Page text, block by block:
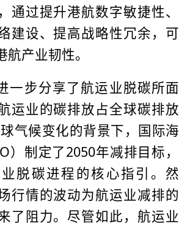
通过提升港航数字敏捷性、
建设、提高战略性冗余，可
产业韧性。
一步分享了航运业脱碳所面
运业的碳排放占全球碳排放
气候变化的背景下，国际海
）制定了2050年减排目标，
脱碳进程的核心指引。然
行情的波动为航运业减排的
了阻力。尽管如此，航运业